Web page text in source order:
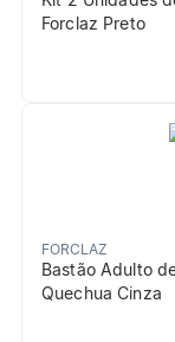
Forclaz Preto
FORCLAZ
Bastão Adulto
Quechua Cinza